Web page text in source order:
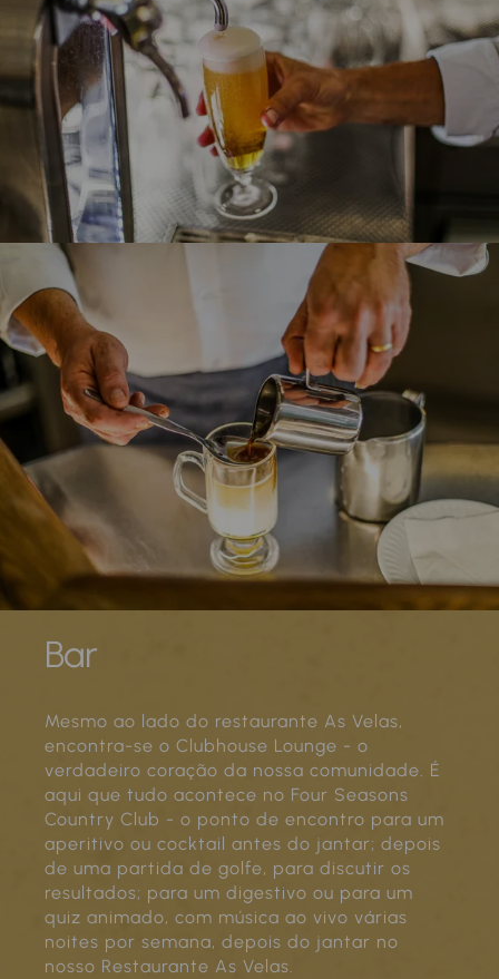
Bar
Mesmo ao lado do restaurante As Velas,
encontra-se o Clubhouse Lounge - o
verdadeiro coração da nossa comunidade. É
aqui que tudo acontece no Four Seasons
Country Club - o ponto de encontro para um
aperitivo ou cocktail antes do jantar; depois
de uma partida de golfe, para discutir os
resultados; para um digestivo ou para um
quiz animado, com música ao vivo várias
noites por semana, depois do jantar no
nosso Restaurante As Velas.